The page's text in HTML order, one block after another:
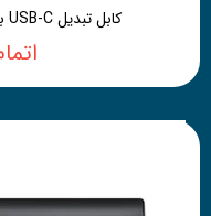
کابل تبدیل USB-C به لایتنینگ اپل به طول 1 متر